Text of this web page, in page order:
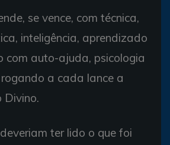
se vence, com técnica,
inteligência, aprendizado
com auto-ajuda, psicologia
a cada lance a
Divino.
ter lido o que foi